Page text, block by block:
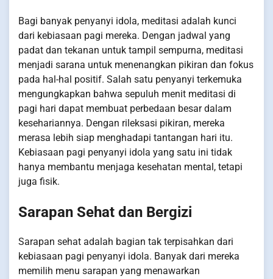
Bagi banyak penyanyi idola, meditasi adalah kunci
dari kebiasaan pagi mereka. Dengan jadwal yang
padat dan tekanan untuk tampil sempurna, meditasi
menjadi sarana untuk menenangkan pikiran dan fokus
pada hal-hal positif. Salah satu penyanyi terkemuka
mengungkapkan bahwa sepuluh menit meditasi di
pagi hari dapat membuat perbedaan besar dalam
kesehariannya. Dengan rileksasi pikiran, mereka
merasa lebih siap menghadapi tantangan hari itu.
Kebiasaan pagi penyanyi idola yang satu ini tidak
hanya membantu menjaga kesehatan mental, tetapi
juga fisik.
Sarapan Sehat dan Bergizi
Sarapan sehat adalah bagian tak terpisahkan dari
kebiasaan pagi penyanyi idola. Banyak dari mereka
memilih menu sarapan yang menawarkan